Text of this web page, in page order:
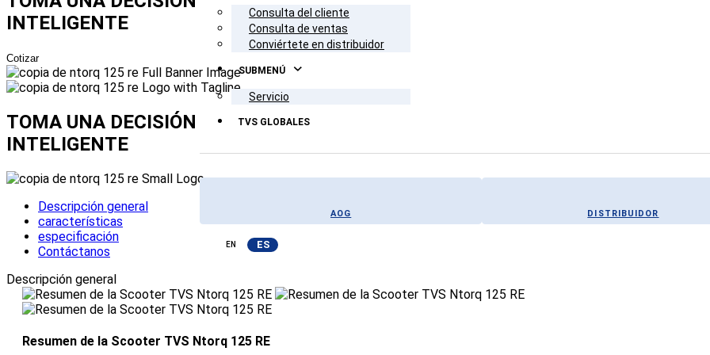
Consulta del cliente
Consulta de ventas
Conviértete en distribuidor
SUBMENÚ
Servicio
TVS GLOBALES
AOG DISTRIBUIDOR
EN ES
INTELIGENTE
Cotizar
TOMA UNA DECISIÓN
INTELIGENTE
Descripción general
características
especificación
Contáctanos
Descripción general
Resumen de la Scooter TVS Ntorq 125 RE